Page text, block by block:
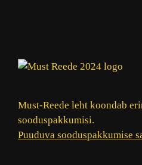
Must-Reede leht koondab
sooduspakkumisi.
Puuduva sooduspakkumise